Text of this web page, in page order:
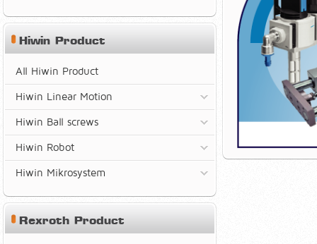
Hiwin Product
All Hiwin Product
Hiwin Linear Motion
Hiwin Ball screws
Hiwin Robot
Hiwin Mikrosystem
Rexroth Product